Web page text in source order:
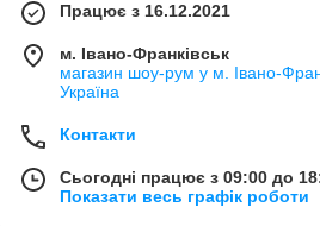
Працює з 16.12.2021
м. Івано-Франківськ
магазин шоу-рум у м. Івано-
Україна
Контакти
Сьогодні працює з 09:00 до
Показати весь графік роботи